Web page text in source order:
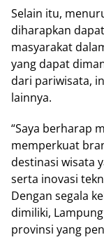
Selain itu,
diharapkan
masyarakat
yang dapat
dari pariwisata,
lainnya.
“Saya berharap
memperkuat
destinasi wisata
serta inovasi
Dengan segala
dimiliki,
provinsi yang